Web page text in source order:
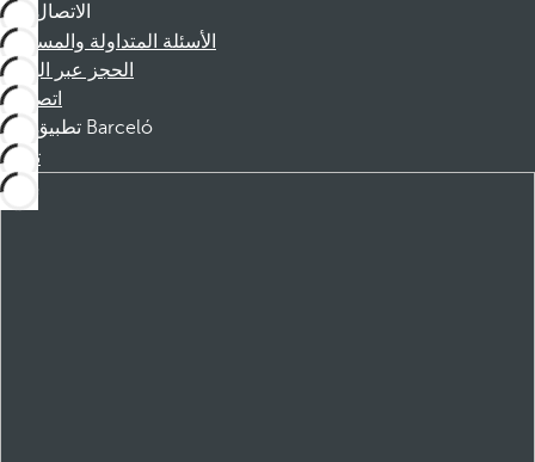
الاتصال
الأسئلة المتداولة والمساعدة
الحجز عبر الهاتف
اتصل بنا
تطبيق Barceló
تنزيل